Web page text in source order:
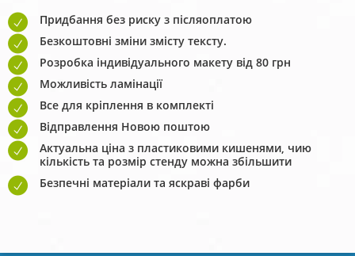
Придбання без риску з післяоплатою
Безкоштовні зміни змісту тексту.
Розробка індивідуального макету від 80 грн
Можливість ламінації
Все для кріплення в комплекті
Відправлення Новою поштою
Актуальна ціна з пластиковими кишенями, чию
кількість та розмір стенду можна збільшити
Безпечні матеріали та яскраві фарби